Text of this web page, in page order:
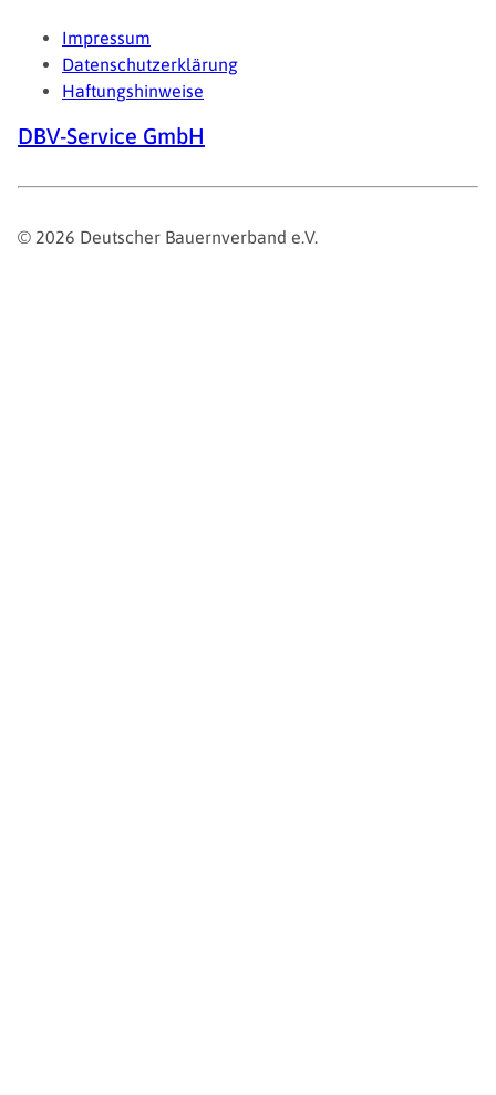
Impressum
Datenschutzerklärung
Haftungshinweise
DBV-Service GmbH
© 2026 Deutscher Bauernverband e.V.